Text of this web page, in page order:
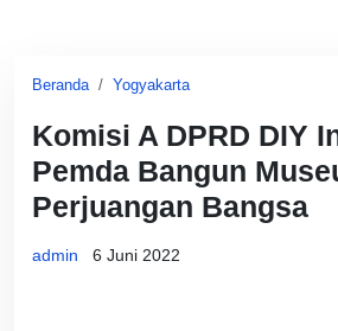
Beranda Yogyakarta
Komisi A DPRD DIY
Pemda Bangun
Perjuangan Bangsa
admin 6 Juni 2022